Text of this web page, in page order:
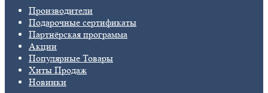
Производители
Подарочные сертификаты
Партнёрская программа
Акции
Популярные Товары
Хиты Продаж
Новинки